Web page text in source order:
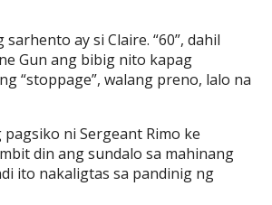
ay si Claire. “60”, dahil
Gun ang bibig nito kapag
“stoppage”, walang preno, lalo na
pagsiko ni Sergeant Rimo ke
din ang sundalo sa mahinang
ito nakaligtas sa pandinig ng